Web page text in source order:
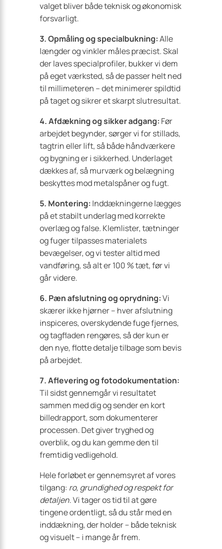
valget bliver både teknisk og økonomisk
forsvarligt.
3. Opmåling og specialbukning:Alle
længder og vinkler måles præcist. Skal
der laves specialprofiler, bukker vi dem
på eget værksted, så de passer helt ned
til millimeteren – det minimerer spildtid
på taget og sikrer et skarpt slutresultat.
4. Afdækning og sikker adgang: Før
arbejdet begynder, sørger vi for stillads,
tagtrin eller lift, så både håndværkere
og bygning er i sikkerhed. Underlaget
dækkes af, så murværk og belægning
beskyttes mod metalspåner og fugt.
5. Montering: Inddækningerne lægges
på et stabilt underlag med korrekte
overlæg og false. Klemlister, tætninger
og fuger tilpasses materialets
bevægelser, og vi tester altid med
vandføring, så alt er 100 % tæt, før vi
går videre.
6. Pæn afslutning og oprydning:Vi
skærer ikke hjørner – hver afslutning
inspiceres, overskydende fuge fjernes,
og tagfladen rengøres, så der kun er
den nye, flotte detalje tilbage som bevis
på arbejdet.
7. Aflevering og fotodokumentation:
Til sidst gennemgår vi resultatet
sammen med dig og sender en kort
billedrapport, som dokumenterer
processen. Det giver tryghed og
overblik, og du kan gemme den til
fremtidig vedligehold.
Hele forløbet er gennemsyret af vores
tilgang: ro, grundighed og respekt for
detaljen. Vi tager os tid til at gøre
tingene ordentligt, så du står med en
inddækning, der holder – både teknisk
og visuelt – i mange år frem.